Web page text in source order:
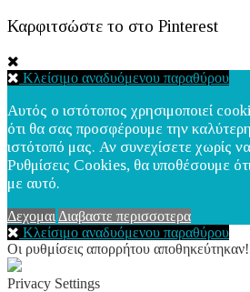
Καρφιτσώστε το στο Pinterest
Κλείσιμο αναδυόμενου παραθύρου
Αυτός ο ιστότοπος χρησιμοποιεί
ότι θα σας προσφέρουμε την
ιστότοπό μας. Αν συνεχίσετε χωρίς
Ρυθμίσεις Cookies, θα υποθέσουμε
με αυτό.
Δεχομαι Διαβαστε περισσοτερα
Κλείσιμο αναδυόμενου παραθύρου
Οι ρυθμίσεις απορρήτου αποθηκεύτηκαν!
Privacy Settings